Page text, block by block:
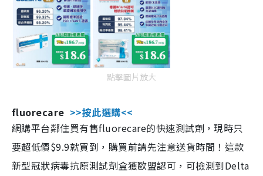
點擊圖片放大
fluorecare >>按此選購<<
網購平台鄰住買有售fluorecare的快速測試劑，現時只
要超低價$9.9就買到，購買前請先注意送貨時間！這款
新型冠狀病毒抗原測試劑盒獲歐盟認可，可檢測到Delta